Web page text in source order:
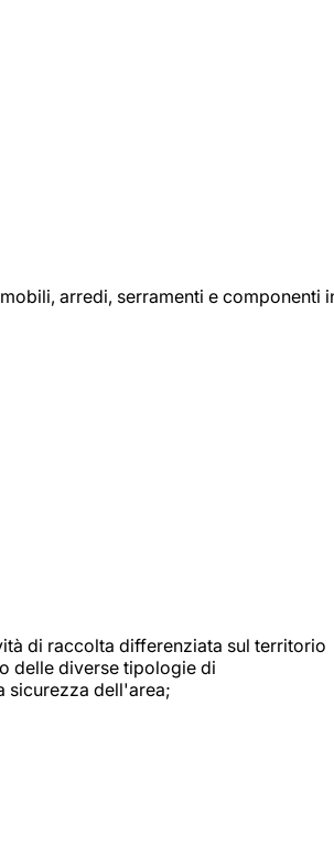
arredi, serramenti e componenti
di raccolta differenziata sul territorio
delle diverse tipologie di
sicurezza dell'area;